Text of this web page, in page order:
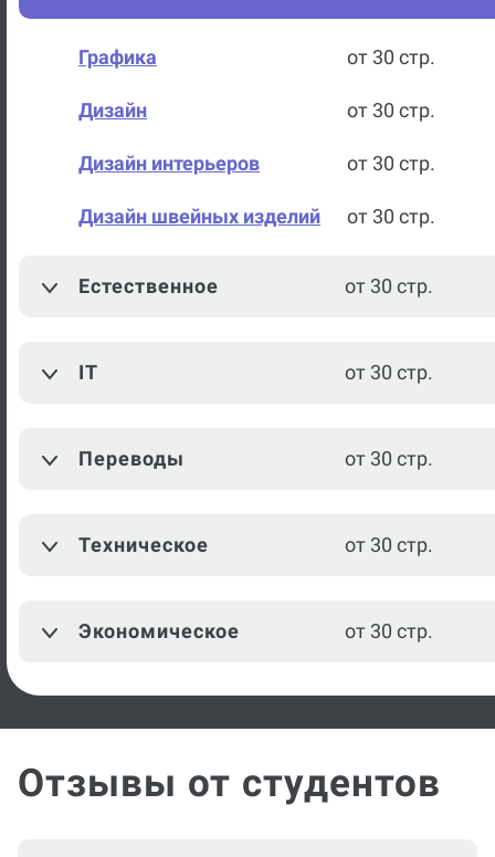
Графика от 30 стр.
Дизайн от 30 стр.
Дизайн интерьеров от 30 стр.
Дизайн швейных изделий от 30 стр.
Композиция от 30 стр.
изделий
Естественное от 30 стр.
IT от 30 стр.
Переводы от 30 стр.
Техническое от 30 стр.
Экономическое от 30 стр.
Отзывы от студентов